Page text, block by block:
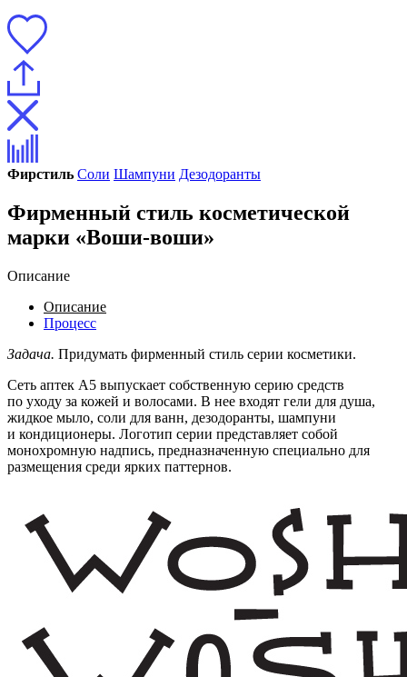
Фирстиль Соли Шампуни Дезодоранты
Фирменный стиль косметической
марки «Воши-воши»
Описание
Описание
Процесс
Задача. Придумать фирменный стиль серии косметики.
Сеть аптек А5 выпускает собственную серию средств
по уходу за кожей и волосами. В нее входят гели для душа,
жидкое мыло, соли для ванн, дезодоранты, шампуни
и кондиционеры. Логотип серии представляет собой
монохромную надпись, предназначенную специально для
размещения среди ярких паттернов.